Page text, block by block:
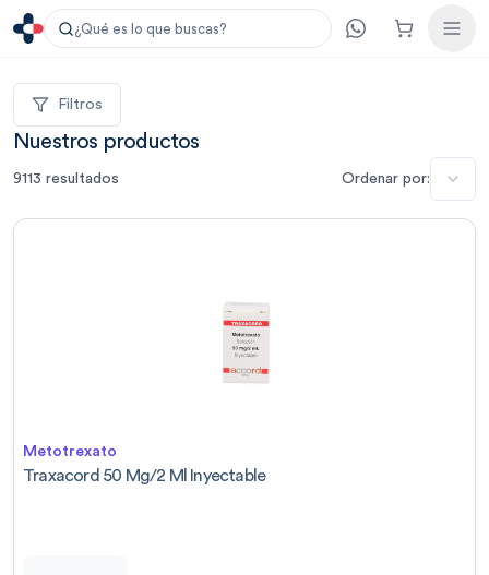
¿Qué es lo que buscas?
Filtros
Nuestros productos
9113 resultados Ordenar por:
Metotrexato
Traxacord 50 Mg/2 Ml Inyectable